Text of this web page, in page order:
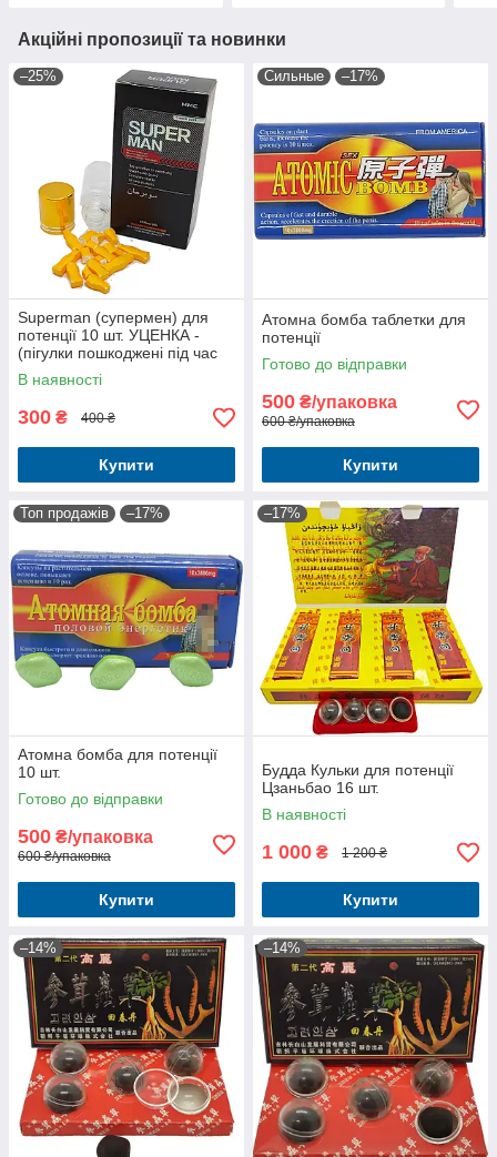
Акційні пропозиції та новинки
–25%
Superman (супермен) для
потенції 10 шт. УЦЕНКА -
(пігулки пошкоджені під час
доставляння)
В наявності
300 ₴ 400 ₴
Купити
Сильные –17%
Атомна бомба таблетки для
потенції
Готово до відправки
500 ₴/упаковка
600 ₴/упаковка
Купити
Топ продажів –17%
Атомна бомба для потенції
10 шт.
Готово до відправки
500 ₴/упаковка
600 ₴/упаковка
Купити
–17%
Будда Кульки для потенції
Цзаньбао 16 шт.
В наявності
1 000 ₴ 1 200 ₴
Купити
–14% –14%